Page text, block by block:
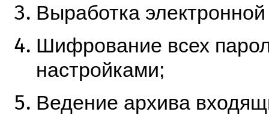
Выработка
Шифрование всех
настройками;
Ведение архива